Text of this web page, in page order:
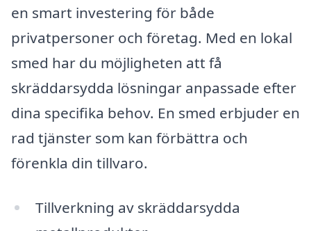
en smart investering för både
privatpersoner och företag. Med en lokal
smed har du möjligheten att få
skräddarsydda lösningar anpassade efter
dina specifika behov. En smed erbjuder en
rad tjänster som kan förbättra och
förenkla din tillvaro.
Tillverkning av skräddarsydda